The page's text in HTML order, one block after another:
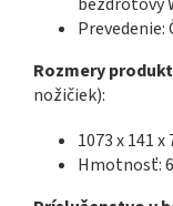
Prevedenie:
Rozmery
nožičiek):
1073 x 141 x
Hmotnosť: